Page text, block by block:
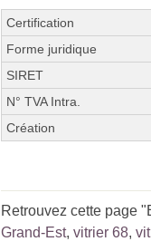
Certification
Forme juridique
SIRET
N° TVA Intra.
Création
Retrouvez cette page
Grand-Est, vitrier 68,